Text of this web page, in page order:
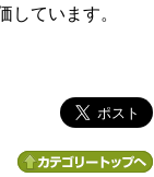
しています。